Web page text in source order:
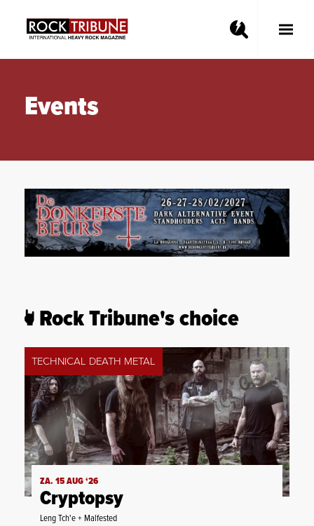
Toggle
Events
Rock Tribune's choice
TECHNICAL DEATH METAL
ZA. 15 AUG ‘26
Cryptopsy
Leng Tch'e + Malfested